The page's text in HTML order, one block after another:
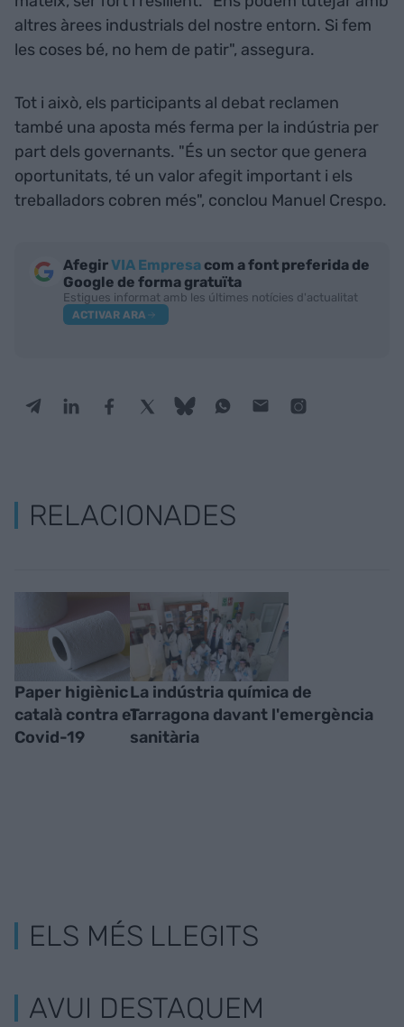
altres àrees industrials del nostre entorn. Si fem
les coses bé, no hem de patir", assegura.
Tot i això, els participants al debat reclamen
també una aposta més ferma per la indústria per
part dels governants. "És un sector que genera
oportunitats, té un valor afegit important i els
treballadors cobren més", conclou Manuel Crespo.
AfegirVIA Empresa com a font preferida de
Google de forma gratuïta
Estigues informat amb les últimes notícies d'actualitat
ACTIVAR ARA
RELACIONADES
Paper higiènic
català contra el
Covid-19
La indústria química de
Tarragona davant l'emergència
sanitària
ELS MÉS LLEGITS
AVUI DESTAQUEM